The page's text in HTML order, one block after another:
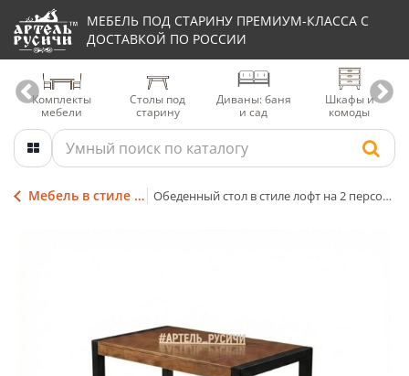
МЕБЕЛЬ ПОД СТАРИНУ ПРЕМИУМ-КЛАССА С
ДОСТАВКОЙ ПО РОССИИ
Комплекты
мебели
Столы под
старину
Диваны: баня
и сад
Шкафы и
комоды
Мебель в стиле ЛОФТ (LOFT) Обеденный стол в стиле лофт на 2 персоны из дерева и металла